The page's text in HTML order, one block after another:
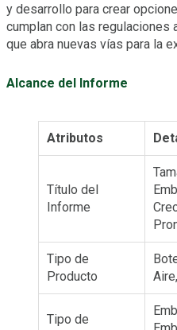
y desarrollo para crear
cumplan con las regulaciones
que abra nuevas vías para la
Alcance del Informe
Atributos
Título del
Informe
Tipo de
Producto
Tipo de